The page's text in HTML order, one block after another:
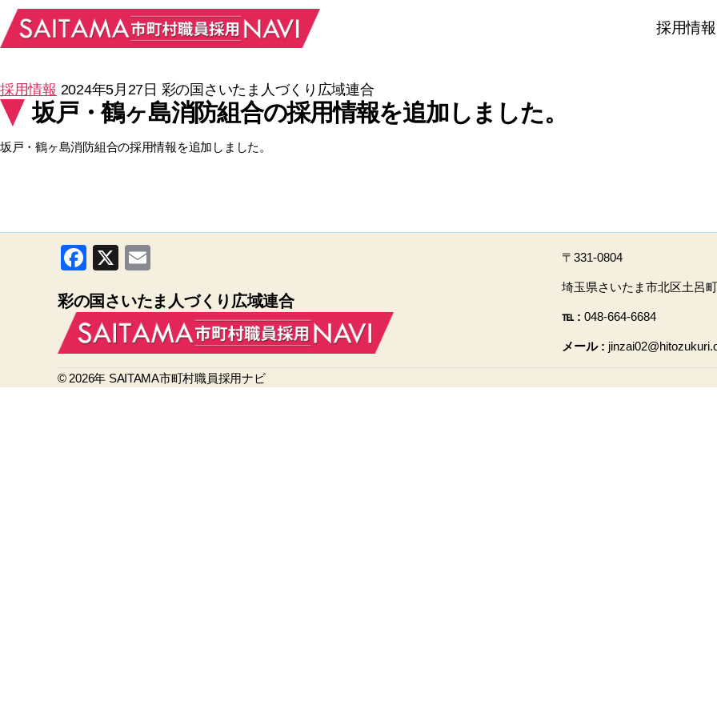
採用情報
採用情報 2024年5月27日 彩の国さいたま人づくり広域連合
坂戸・鶴ヶ島消防組合の採用情報を追加しました。
坂戸・鶴ヶ島消防組合の採用情報を追加しました。
F
c
e
b
o
X
ail
彩の国さいたま人づくり広域連合
〒331-0804
埼玉県さいたま市北区土呂
℡ : 048-664-6684
メール :
© 2026年 SAITAMA市町村職員採用ナビ